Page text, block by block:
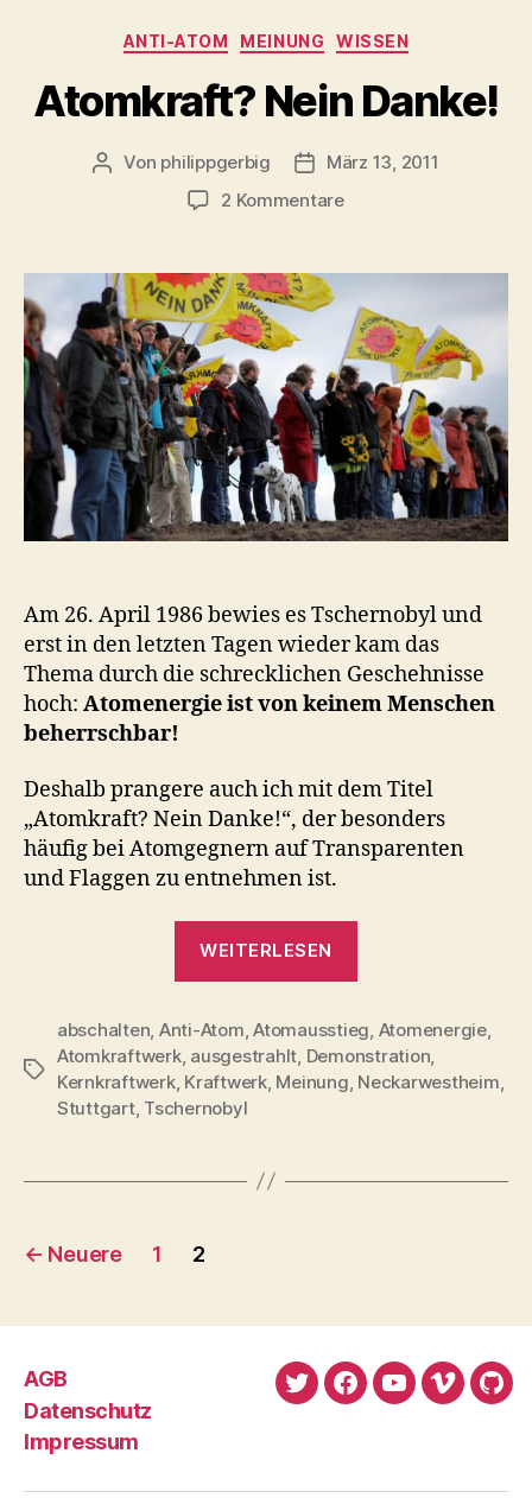
Kategorien
ANTI-ATOM MEINUNG WISSEN
Atomkraft? Nein Danke!
Beitragsautor
Von philippgerbig Veröffentlichungsdatum
März 13, 2011
2 Kommentarezu
Danke!
Am 26. April 1986 bewies es Tschernobyl und
erst in den letzten Tagen wieder kam das
Thema durch die schrecklichen Geschehnisse
hoch: Atomenergie ist von keinem Menschen
beherrschbar!
Deshalb prangere auch ich mit dem Titel
„Atomkraft? Nein Danke!“, der besonders
häufig bei Atomgegnern auf Transparenten
und Flaggen zu entnehmen ist.
WEITERLESEN
Schlagwörter
abschalten Anti-Atom ,Atomausstieg Atomenergie,
Atomkraftwerk, ausgestrahlt Demonstration
Kernkraftwerk, Kraftwerk, Meinung Neckarwestheim
Stuttgart, Tschernobyl
Seitennummerierung
Beiträge
← Neuere 1 2
AGB
Datenschutz
Impressum
TwitterFacebook
YouTube
Vimeo